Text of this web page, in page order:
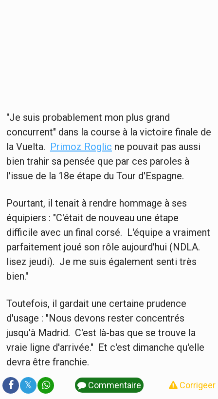
"Je suis probablement mon plus grand
concurrent" dans la course à la victoire finale de
la Vuelta. Primoz Roglic ne pouvait pas aussi
bien trahir sa pensée que par ces paroles à
l'issue de la 18e étape du Tour d'Espagne.
Pourtant, il tenait à rendre hommage à ses
équipiers : "C'était de nouveau une étape
difficile avec un final corsé. L'équipe a vraiment
parfaitement joué son rôle aujourd'hui (NDLA.
lisez jeudi). Je me suis également senti très
bien."
Toutefois, il gardait une certaine prudence
d'usage : "Nous devons rester concentrés
jusqu'à Madrid. C'est là-bas que se trouve la
vraie ligne d'arrivée." Et c'est dimanche qu'elle
devra être franchie.
𝕏 Commentaire Corrigeer